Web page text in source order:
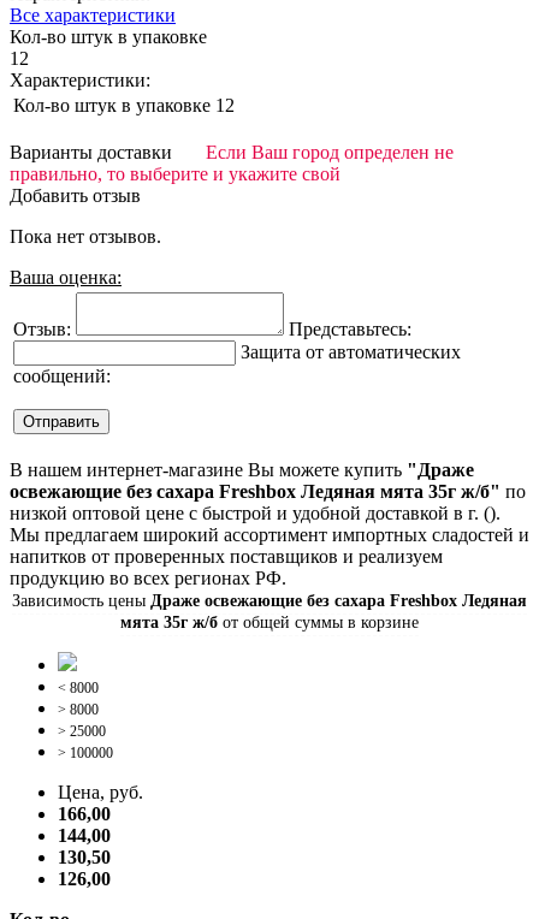
Все характеристики
Кол-во штук в упаковке
12
Характеристики:
Кол-во штук в упаковке 12
Варианты доставки
Если Ваш город определен не
правильно, то выберите и укажите свой
Добавить отзыв
Пока нет отзывов.
Ваша оценка:
Отзыв:
Представьтесь:
Защита от автоматических
сообщений:
В нашем интернет-магазине Вы можете купить "Драже
освежающие без сахара Freshbox Ледяная мята 35г ж/б" по
низкой оптовой цене с быстрой и удобной доставкой в г. ().
Мы предлагаем широкий ассортимент импортных сладостей и
напитков от проверенных поставщиков и реализуем
продукцию во всех регионах РФ.
Зависимость цены Драже освежающие без сахара Freshbox Ледяная
мята 35г ж/б от общей суммы в корзине
< 8000
> 8000
> 25000
> 100000
Цена, руб.
166,00
144,00
130,50
126,00